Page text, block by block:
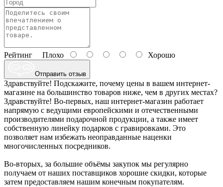
Рейтинг Плохо Хорошо
Отправить отзыв
Здравствуйте! Подскажите, почему цены в вашем интернет-
магазине на большинство товаров ниже, чем в других местах?
Здравствуйте! Во-первых, наш интернет-магазин работает
напрямую с ведущими европейскими и отечественными
производителями подарочной продукции, а также имеет
собственную линейку подарков с гравировками. Это
позволяет нам избежать неоправданные наценки
многочисленных посредников.
Во-вторых, за большие объёмы закупок мы регулярно
получаем от наших поставщиков хорошие скидки, которые
затем предоставляем нашим конечным покупателям.